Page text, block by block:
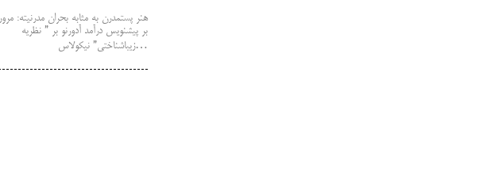
هنر پست­مدرن به مثابه بحران مدرنیته:
بر پیش­نویس ­درآمد آدورنو بر ” نظریه
زیباشناختی” نیکولاس…